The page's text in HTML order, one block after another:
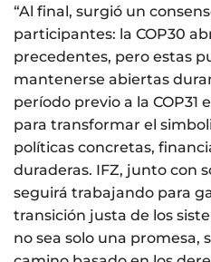
“Al final, surgió un
participantes: la COP30
precedentes, pero estas
mantenerse abiertas
período previo a la COP31
para transformar el
políticas concretas,
duraderas. IFZ, junto con
seguirá trabajando para
transición justa de los
no sea solo una promesa,